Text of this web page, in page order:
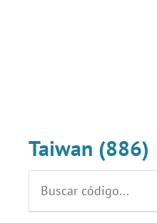
Taiwan (886)